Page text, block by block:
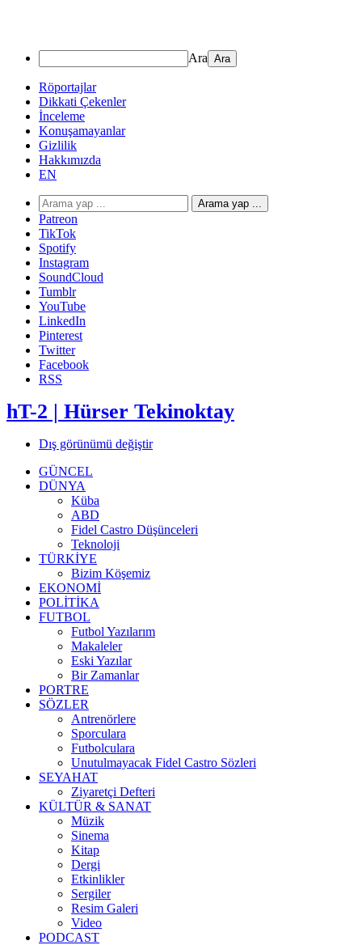
Ara
Röportajlar
Dikkati Çekenler
İnceleme
Konuşamayanlar
Gizlilik
Hakkımızda
EN
Arama yap ...
Patreon
TikTok
Spotify
Instagram
SoundCloud
Tumblr
YouTube
LinkedIn
Pinterest
Twitter
Facebook
RSS
hT-2 | Hürser Tekinoktay
Dış görünümü değiştir
GÜNCEL
DÜNYA
Küba
ABD
Fidel Castro Düşünceleri
Teknoloji
TÜRKİYE
Bizim Köşemiz
EKONOMİ
POLİTİKA
FUTBOL
Futbol Yazılarım
Makaleler
Eski Yazılar
Bir Zamanlar
PORTRE
SÖZLER
Antrenörlere
Sporculara
Futbolculara
Unutulmayacak Fidel Castro Sözleri
SEYAHAT
Ziyaretçi Defteri
KÜLTÜR & SANAT
Müzik
Sinema
Kitap
Dergi
Etkinlikler
Sergiler
Resim Galeri
Video
PODCAST